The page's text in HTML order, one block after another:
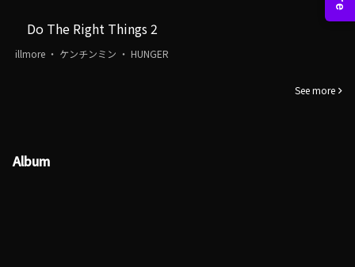
Do The Right Things 2
illmore ・ ケンチンミン ・ HUNGER
See more
Album